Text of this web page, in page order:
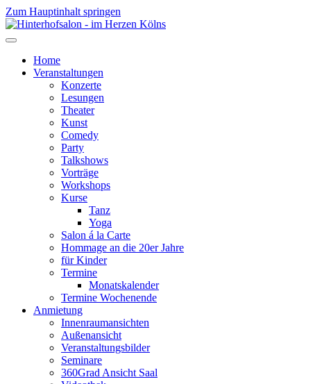
Zum Hauptinhalt springen
Home
Veranstaltungen
Konzerte
Lesungen
Theater
Kunst
Comedy
Party
Talkshows
Vorträge
Workshops
Kurse
Tanz
Yoga
Salon á la Carte
Hommage an die 20er Jahre
für Kinder
Termine
Monatskalender
Termine Wochenende
Anmietung
Innenraumansichten
Außenansicht
Veranstaltungsbilder
Seminare
360Grad Ansicht Saal